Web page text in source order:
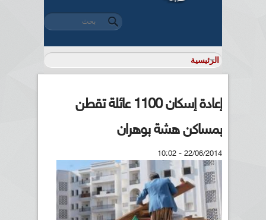
استمارة البحث
‏بحث ‏
إعادة إسكان 1100 عائلة تقطن
بمساكن هشة بوهران
22/06/2014 - 10:02